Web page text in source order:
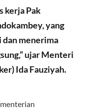
kerja Pak
yang
dan menerima
ujar Menteri
Ida Fauziyah.